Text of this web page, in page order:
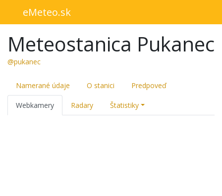
eMeteo.sk
Meteostanica Pukanec
@pukanec
Namerané údaje O stanici Predpoveď
Webkamery Radary Štatistiky